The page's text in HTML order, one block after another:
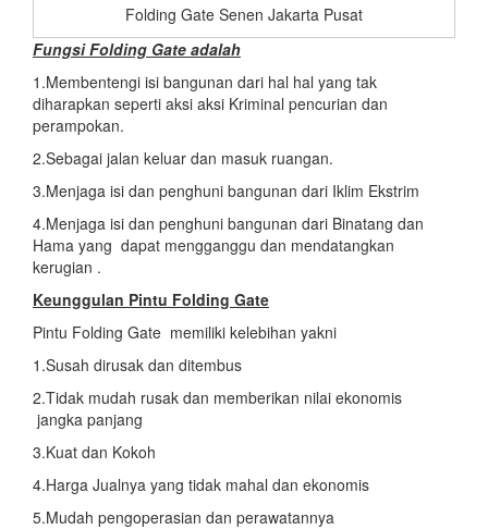
Folding Gate Senen Jakarta Pusat
Fungsi Folding Gate adalah
1.Membentengi isi bangunan dari hal hal yang tak
diharapkan seperti aksi aksi Kriminal pencurian dan
perampokan.
2.Sebagai jalan keluar dan masuk ruangan.
3.Menjaga isi dan penghuni bangunan dari Iklim Ekstrim
4.Menjaga isi dan penghuni bangunan dari Binatang dan
Hama yang dapat mengganggu dan mendatangkan
kerugian .
Keunggulan Pintu Folding Gate
Pintu Folding Gate memiliki kelebihan yakni
1.Susah dirusak dan ditembus
2.Tidak mudah rusak dan memberikan nilai ekonomis
jangka panjang
3.Kuat dan Kokoh
4.Harga Jualnya yang tidak mahal dan ekonomis
5.Mudah pengoperasian dan perawatannya